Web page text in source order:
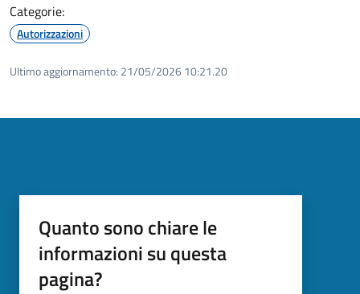
Categorie:
Autorizzazioni
Ultimo aggiornamento: 21/05/2026 10:21.20
Quanto sono chiare le
informazioni su questa
pagina?